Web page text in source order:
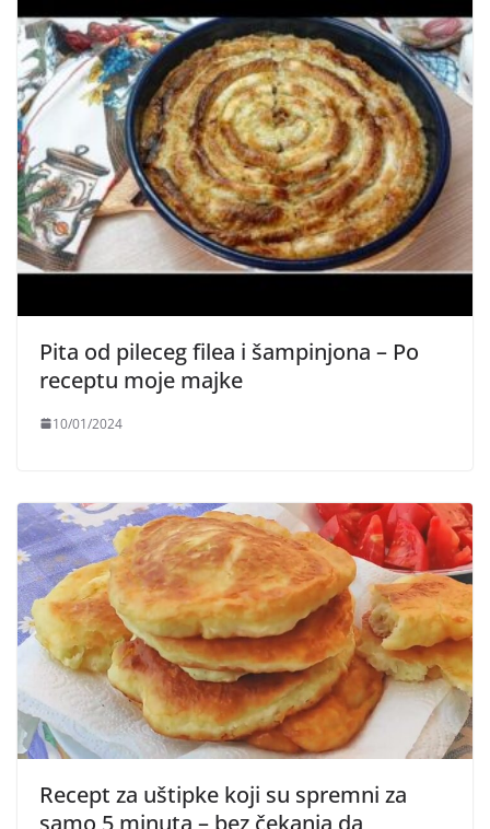
Pita od pileceg filea i šampinjona – Po
receptu moje majke
10/01/2024
Recept za uštipke koji su spremni za
samo 5 minuta – bez čekanja da